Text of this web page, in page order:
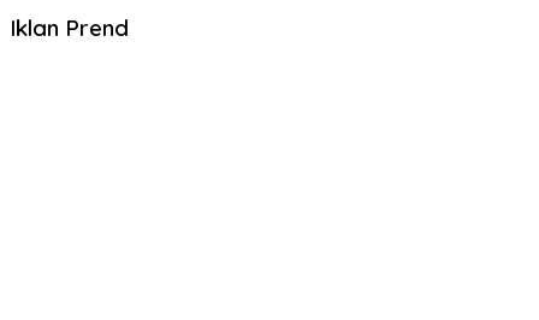
Iklan Prend